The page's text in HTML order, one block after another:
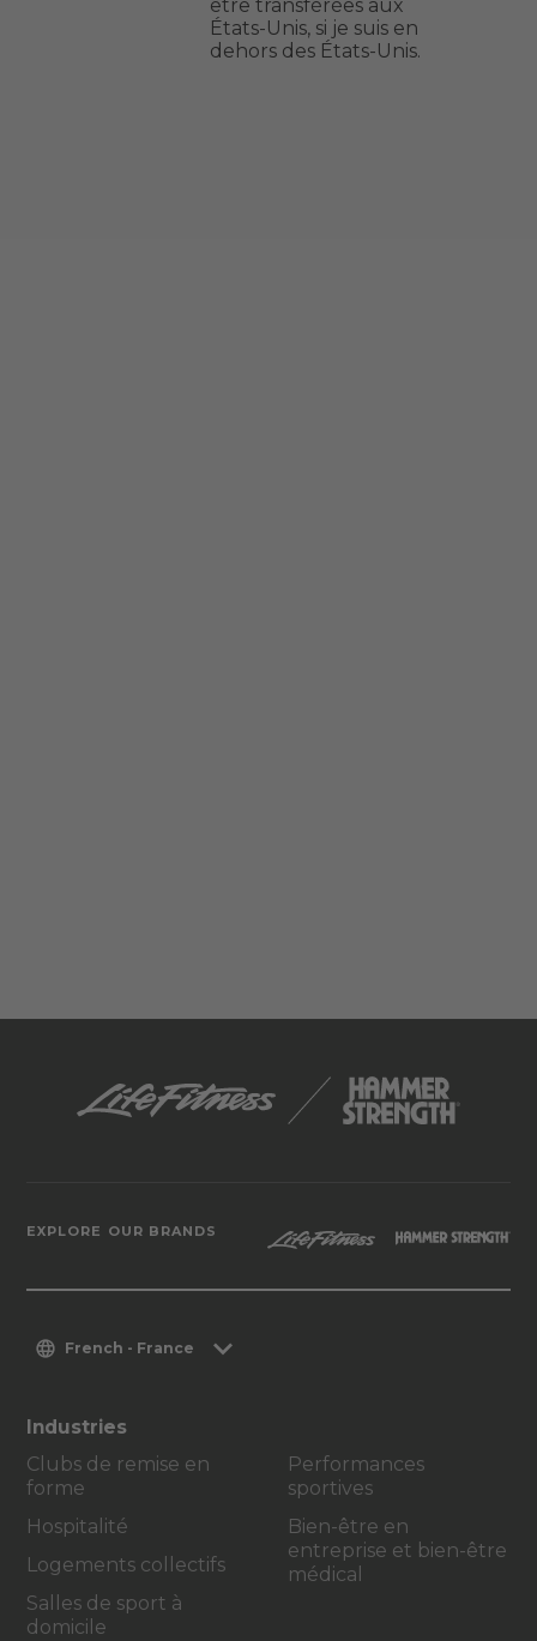
EXPLORE OUR BRANDS
French - France
Industries
Clubs de remise en
forme
Hospitalité
Logements collectifs
Salles de sport à
domicile
Performances
sportives
Bien-être en
entreprise et bien-être
médical